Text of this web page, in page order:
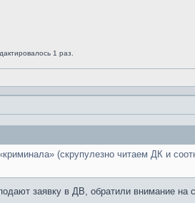
1 раз.
(скрупулезно читаем ДК и
заявку в ДВ, обратили внимание на